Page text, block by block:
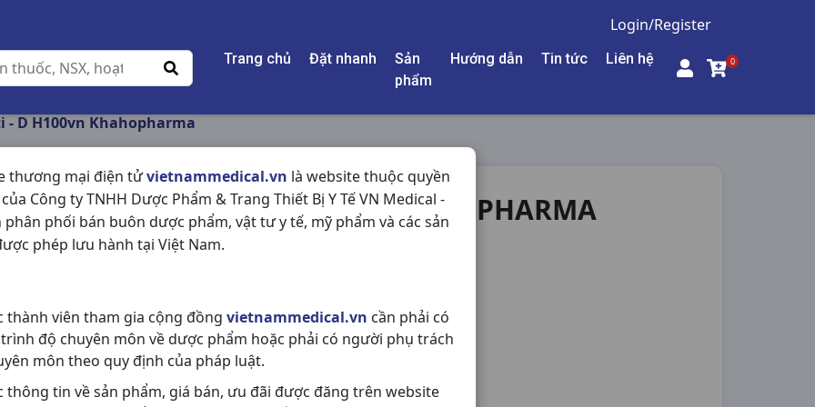
Login/Register
Trang chủ Đặt nhanh
Sản
phẩm
Hướng dẫn Tin tức Liên hệ 0
thương mại điện tửvietnammedical.vn là website thuộc quyền
Công ty TNHH Dược Phẩm & Trang Thiết Bị Y Tế VN Medical -
phân phối bán buôn dược phẩm, vật tư y tế, mỹ phẩm và các sản
phép lưu hành tại Việt Nam.
thành viên tham gia cộng đồng vietnammedical.vn cần phải có
độ chuyên môn về dược phẩm hoặc phải có người phụ trách
môn theo quy định của pháp luật.
thông tin về sản phẩm, giá bán, ưu đãi được đăng trên website
- D H100vn Khahopharma
CALCI - D H100VN KHAHOPHARMA
NSX:Khahopharma
Chia sẻ qua mạng xã hội: